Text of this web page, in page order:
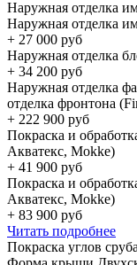
Наружная отделка
Наружная отделка
+ 27 000 руб
Наружная отделка
+ 34 200 руб
Наружная отделка
отделка фронтона
+ 222 900 руб
Покраска и
Акватекс, Mokke)
+ 41 900 руб
Покраска и
Акватекс, Mokke)
+ 83 900 руб
Читать подробнее
Покраска углов сруба